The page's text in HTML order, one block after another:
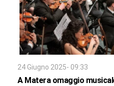
24 Giugno 2025- 09:33
A Matera omaggio